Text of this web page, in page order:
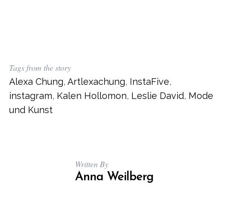
Tags from the story
Alexa Chung, Artlexachung, InstaFive,
instagram, Kalen Hollomon, Leslie David, Mode
und Kunst
Written By
Anna Weilberg